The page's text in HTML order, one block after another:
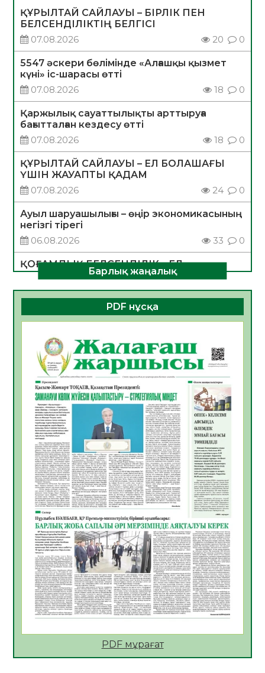
ҚҰРЫЛТАЙ САЙЛАУЫ – БІРЛІК ПЕН
БЕЛСЕНДІЛІКТІҢ БЕЛГІСІ
07.08.2026
20 0
5547 әскери бөлімінде «Алғашқы қызмет
күні» іс-шарасы өтті
07.08.2026
18 0
Қаржылық сауаттылықты арттыруға
бағытталған кездесу өтті
07.08.2026
18 0
ҚҰРЫЛТАЙ САЙЛАУЫ – ЕЛ БОЛАШАҒЫ
ҮШІН ЖАУАПТЫ ҚАДАМ
07.08.2026
24 0
Ауыл шаруашылығы – өңір экономикасының
негізгі тірегі
06.08.2026
33 0
ҚОҒАМДЫҚ БЕЛСЕНДІЛІК – ЕЛ
ДАМУЫНЫҢ НЕГІЗІ
06.08.2026
31 0
ҚҰРЫЛТАЙ САЙЛАУЫ – БОЛАШАҚҚА
БАСТАР ЖАУАПТЫ ТАҢДАУ
06.08.2026
Инфекциялық ауруларға қарсы иммундау
жұмыстарының тиімділігі
06.08.2026
34
Көкжөтел ауруы туралы
06.08.2026
32
АПВ вакцинасы туралы мәлімет
06.08.2026
32
Open Air: Қызылорда облысы полиция
департаменті 20 мыңнан астам
көрерменнің қауіпсіздігін қамтамасыз етті
06.08.2026
42
ҚЫЗЫЛОРДАДА «САНАЛЫ ҰРПАҚ –
ЖАРҚЫН БОЛАШАҚ» АТТЫ КЕҢЕЙТІЛГЕН
МӘЖІЛІС ӨТТІ
05.08.2026
44
Қазақстан Орталық Азиядағы көшуге ең
Барлық жаңалық
PDF нұсқа
PDF мұрағат